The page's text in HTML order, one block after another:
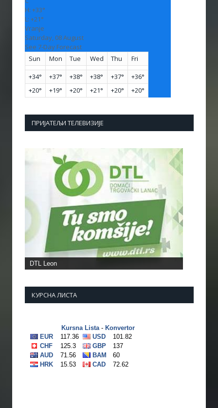
H: +33°
L: +21°
Vranje
Saturday, 08 August
See 7-Day Forecast
Sun
Mon Tue Wed Thu Fri
+34° +37° +38° +38° +37° +36°
+20° +19° +20° +21° +20° +20°
ПРИЈАТЕЉИ ТЕЛЕВИЗИЈЕ
DTL Leon
КУРСНА ЛИСТА